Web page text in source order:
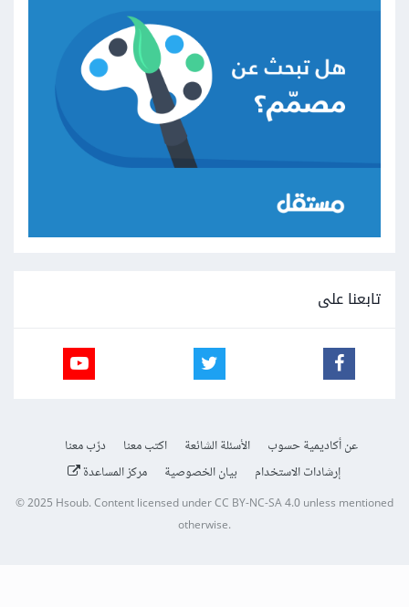
تابعنا على
عن أكاديمية حسوب الأسئلة الشائعة اكتب معنا
درّب معنا
إرشادات الاستخدام
بيان الخصوصية مركز المساعدة
© 2025 Hsoub.Content licensed underCC BY-NC-SA 4.0unless mentioned
otherwise.